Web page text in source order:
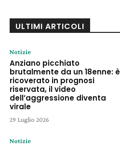
ULTIMI ARTICOLI
Notizie
Anziano picchiato
brutalmente da un 18enne: è
ricoverato in prognosi
riservata, il video
dell’aggressione diventa
virale
29 Luglio 2026
Notizie